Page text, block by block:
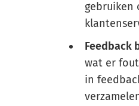
gebruiken
Feedback
wat er
in